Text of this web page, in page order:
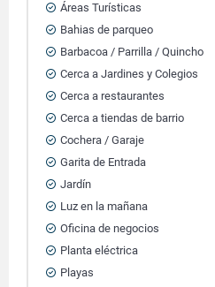
Áreas Turísticas
Bahias de parqueo
Barbacoa / Parrilla / Quincho
Cerca a Jardines y Colegios
Cerca a restaurantes
Cerca a tiendas de barrio
Cochera / Garaje
Garita de Entrada
Jardín
Luz en la mañana
Oficina de negocios
Planta eléctrica
Playas